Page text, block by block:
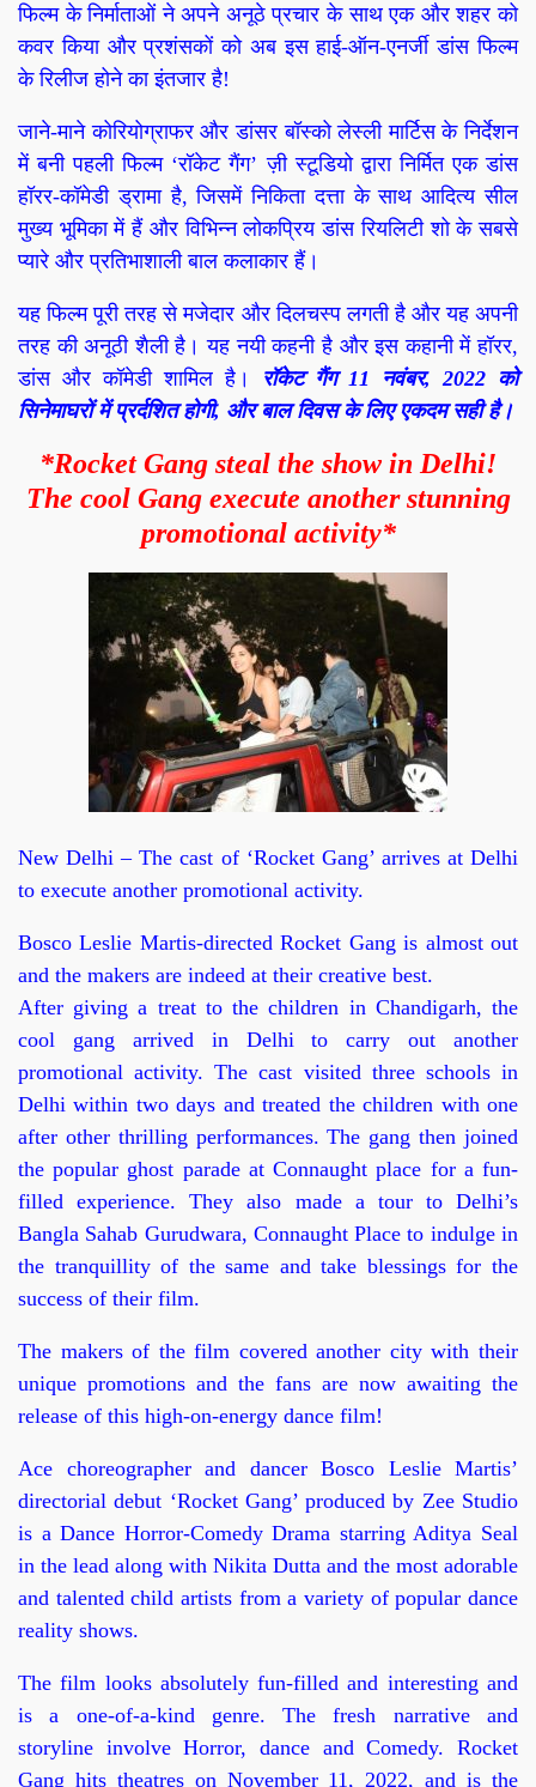
फिल्म के निर्माताओं ने अपने अनूठे प्रचार के साथ एक और शहर को
कवर किया और प्रशंसकों को अब इस हाई-ऑन-एनर्जी डांस फिल्म
के रिलीज होने का इंतजार है!
जाने-माने कोरियोग्राफर और डांसर बॉस्को लेस्ली मार्टिस के निर्देशन
में बनी पहली फिल्म ‘रॉकेट गैंग’ ज़ी स्टूडियो द्वारा निर्मित एक डांस
हॉरर-कॉमेडी ड्रामा है, जिसमें निकिता दत्ता के साथ आदित्य सील
मुख्य भूमिका में हैं और विभिन्न लोकप्रिय डांस रियलिटी शो के सबसे
प्यारे और प्रतिभाशाली बाल कलाकार हैं।
यह फिल्म पूरी तरह से मजेदार और दिलचस्प लगती है और यह अपनी
तरह की अनूठी शैली है। यह नयी कहनी है और इस कहानी में हॉरर,
डांस और कॉमेडी शामिल है।
रॉकेट गैंग 11 नवंबर, 2022 को
सिनेमाघरों में प्रर्दशित होगी, और बाल दिवस के लिए एकदम सही है।
*Rocket Gang steal the show in Delhi!
The cool Gang execute another stunning
promotional activity*
New Delhi – The cast of ‘Rocket Gang’ arrives at Delhi
to execute another promotional activity.
Bosco Leslie Martis-directed Rocket Gang is almost out
and the makers are indeed at their creative best.
After giving a treat to the children in Chandigarh, the
cool gang arrived in Delhi to carry out another
promotional activity. The cast visited three schools in
Delhi within two days and treated the children with one
after other thrilling performances. The gang then joined
the popular ghost parade at Connaught place for a fun-
filled experience. They also made a tour to Delhi’s
Bangla Sahab Gurudwara, Connaught Place to indulge in
the tranquillity of the same and take blessings for the
success of their film.
The makers of the film covered another city with their
unique promotions and the fans are now awaiting the
release of this high-on-energy dance film!
Ace choreographer and dancer Bosco Leslie Martis’
directorial debut ‘Rocket Gang’ produced by Zee Studio
is a Dance Horror-Comedy Drama starring Aditya Seal
in the lead along with Nikita Dutta and the most adorable
and talented child artists from a variety of popular dance
reality shows.
The film looks absolutely fun-filled and interesting and
is a one-of-a-kind genre. The fresh narrative and
storyline involve Horror, dance and Comedy. Rocket
Gang hits theatres on November 11, 2022, and is the